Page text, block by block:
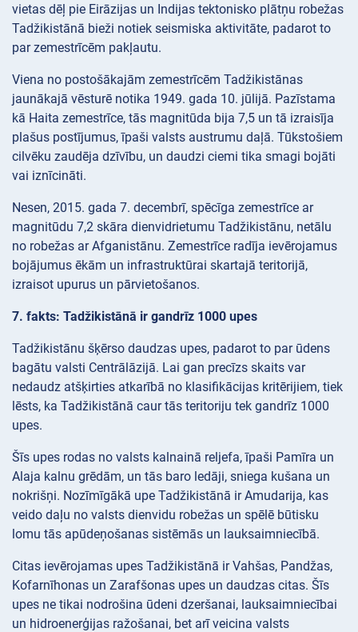
vietas dēļ pie Eirāzijas un Indijas tektonisko plātņu robežas
Tadžikistānā bieži notiek seismiska aktivitāte, padarot to
par zemestrīcēm pakļautu.
Viena no postošākajām zemestrīcēm Tadžikistānas
jaunākajā vēsturē notika 1949. gada 10. jūlijā. Pazīstama
kā Haita zemestrīce, tās magnitūda bija 7,5 un tā izraisīja
plašus postījumus, īpaši valsts austrumu daļā. Tūkstošiem
cilvēku zaudēja dzīvību, un daudzi ciemi tika smagi bojāti
vai iznīcināti.
Nesen, 2015. gada 7. decembrī, spēcīga zemestrīce ar
magnitūdu 7,2 skāra dienvidrietumu Tadžikistānu, netālu
no robežas ar Afganistānu. Zemestrīce radīja ievērojamus
bojājumus ēkām un infrastruktūrai skartajā teritorijā,
izraisot upurus un pārvietošanos.
7. fakts: Tadžikistānā ir gandrīz 1000 upes
Tadžikistānu šķērso daudzas upes, padarot to par ūdens
bagātu valsti Centrālāzijā. Lai gan precīzs skaits var
nedaudz atšķirties atkarībā no klasifikācijas kritērijiem, tiek
lēsts, ka Tadžikistānā caur tās teritoriju tek gandrīz 1000
upes.
Šīs upes rodas no valsts kalnainā reljefa, īpaši Pamīra un
Alaja kalnu grēdām, un tās baro ledāji, sniega kušana un
nokrišņi. Nozīmīgākā upe Tadžikistānā ir Amudarija, kas
veido daļu no valsts dienvidu robežas un spēlē būtisku
lomu tās apūdeņošanas sistēmās un lauksaimniecībā.
Citas ievērojamas upes Tadžikistānā ir Vahšas, Pandžas,
Kofarnīhonas un Zarafšonas upes un daudzas citas. Šīs
upes ne tikai nodrošina ūdeni dzeršanai, lauksaimniecībai
un hidroenerģijas ražošanai, bet arī veicina valsts